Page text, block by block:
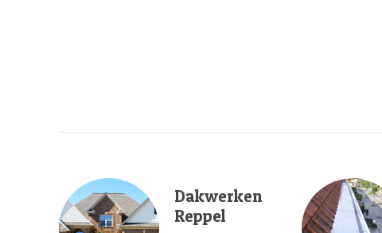
Dakwerken
Reppel